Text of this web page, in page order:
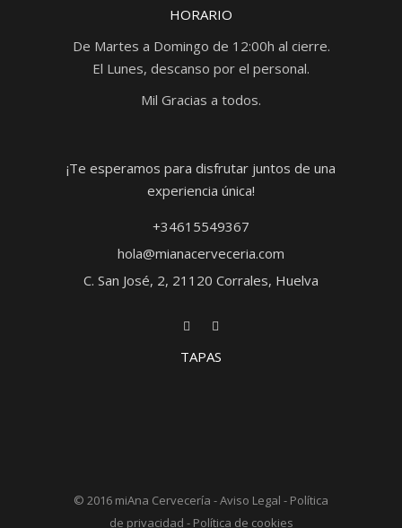
HORARIO
De Martes a Domingo de 12:00h al cierre.
El Lunes, descanso por el personal.
Mil Gracias a todos.
¡Te esperamos para disfrutar juntos de una
experiencia única!
+34615549367
hola@mianacerveceria.com
C. San José, 2, 21120 Corrales, Huelva
TAPAS
© 2016 miAna Cervecería -Aviso Legal - Política
de privacidad - Política de cookies